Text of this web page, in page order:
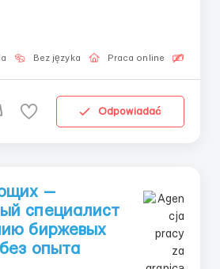
Вам сделать этот шаг.
Современные финансовые
Bez języka Praca online
Odpowiadać
—
специалист
биржевых
опыта